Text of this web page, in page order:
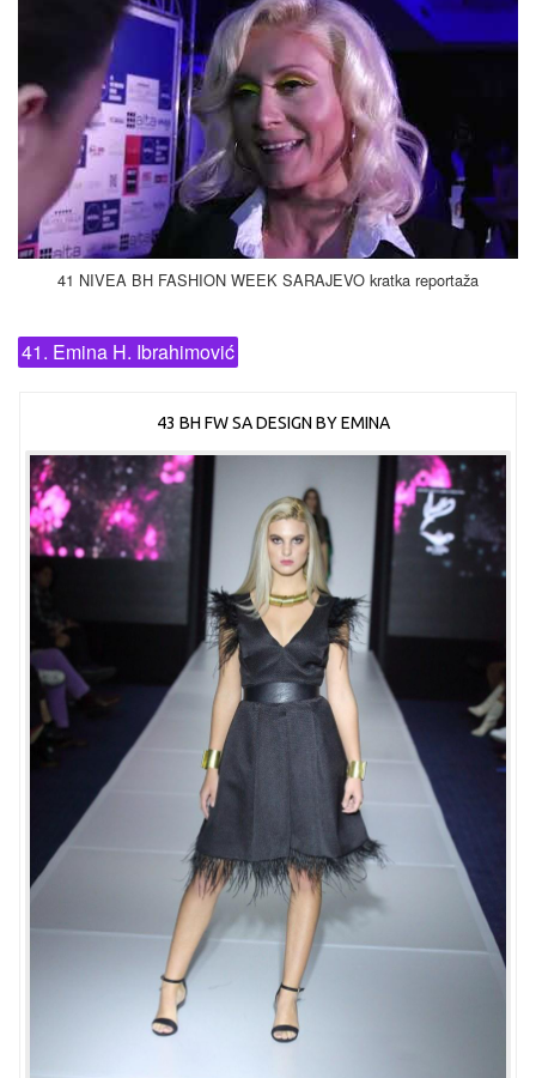
41 NIVEA BH FASHION WEEK SARAJEVO kratka reportaža
41. Emina H. Ibrahimović
43 BH FW SA DESIGN BY EMINA